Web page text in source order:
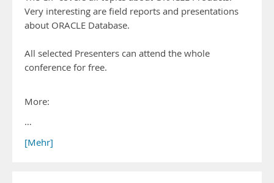
Very interesting are field reports and presentations
about ORACLE Database.
All selected Presenters can attend the whole
conference for free.
More:
…
[Mehr]